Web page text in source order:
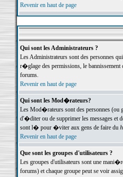
Revenir en haut de page
Qui sont les Administrateurs ?
Les Administrateurs sont des personnes
r�glage des permissions, le
forums.
Revenir en haut de page
Qui sont les Mod�rateurs?
Les Mod�rateurs sont des personnes (ou
d'�diter ou de supprimer les messages
sont l� pour �viter aux gens de faire du
Revenir en haut de page
Que sont les groupes d'utilisateurs ?
Les groupes d'utilisateurs sont une
forums) et chaque groupe peut se voir